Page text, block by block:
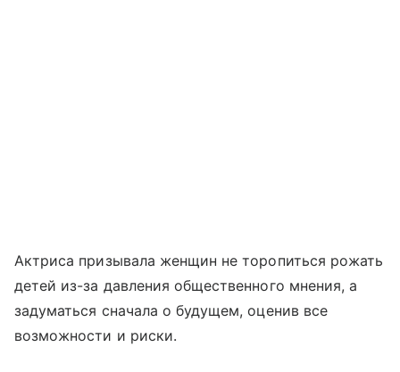
Актриса призывала женщин не торопиться рожать
детей из-за давления общественного мнения, а
задуматься сначала о будущем, оценив все
возможности и риски.